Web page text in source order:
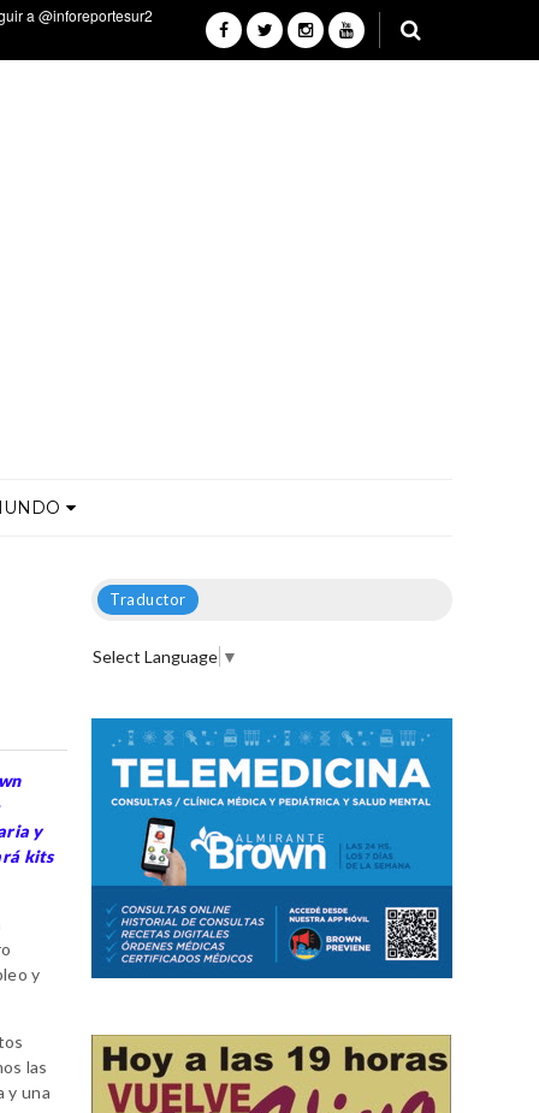
y
kits
y
las
y una
Traductor
Select Language ▼